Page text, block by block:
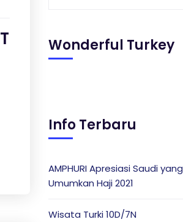
Wonderful Turkey
Info Terbaru
AMPHURI Apresiasi Saudi yang
Umumkan Haji 2021
Wisata Turki 10D/7N